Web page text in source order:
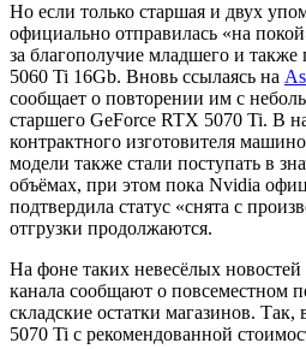
Но если только старшая и двух
официально отправилась «на
за благополучие младшего и
5060 Ti 16Gb. Вновь ссылаясь на
сообщает о повторении им с
старшего GeForce RTX 5070 Ti. В
контрактного изготовителя
модели также стали поступать в
объёмах, при этом пока Nvidia
подтвердила статус «снята с
отгрузки продолжаются.
На фоне таких невесёлых
канала сообщают о повсеместном
складские остатки магазинов.
5070 Ti с рекомендованной